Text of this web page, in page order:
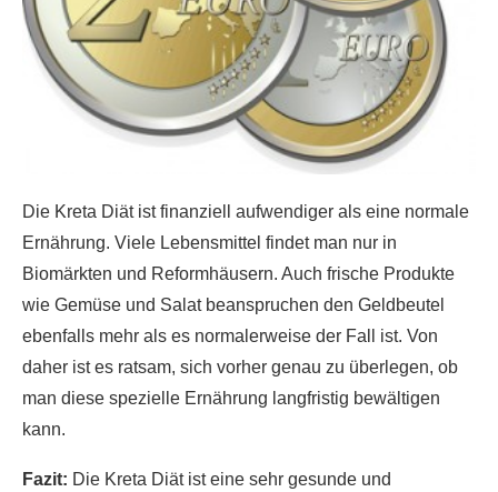
Die Kreta Diät ist finanziell aufwendiger als eine normale
Ernährung. Viele Lebensmittel findet man nur in
Biomärkten und Reformhäusern. Auch frische Produkte
wie Gemüse und Salat beanspruchen den Geldbeutel
ebenfalls mehr als es normalerweise der Fall ist. Von
daher ist es ratsam, sich vorher genau zu überlegen, ob
man diese spezielle Ernährung langfristig bewältigen
kann.
Fazit: Die Kreta Diät ist eine sehr gesunde und